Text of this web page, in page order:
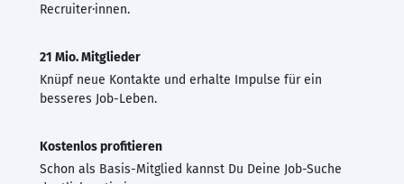
Recruiter·innen.
21 Mio. Mitglieder
Knüpf neue Kontakte und erhalte Impulse für ein
besseres Job-Leben.
Kostenlos profitieren
Schon als Basis-Mitglied kannst Du Deine Job-Suche